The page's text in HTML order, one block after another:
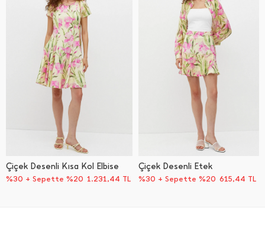
Çiçek Desenli Kısa Kol Elbise
%30 + Sepette %20 1.231,44 TL
Çiçek Desenli Etek
%30 + Sepette %20 615,44 TL